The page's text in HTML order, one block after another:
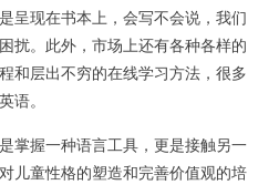
呈现在书本上，会写不会说，我们
扰。此外，市场上还有各种各样的
和层出不穷的在线学习方法，很多
语。
握一种语言工具，更是接触另一
儿童性格的塑造和完善价值观的培